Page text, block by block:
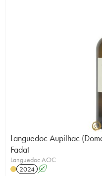
Languedoc Aupilhac
Fadat
Languedoc AOC
2024 A